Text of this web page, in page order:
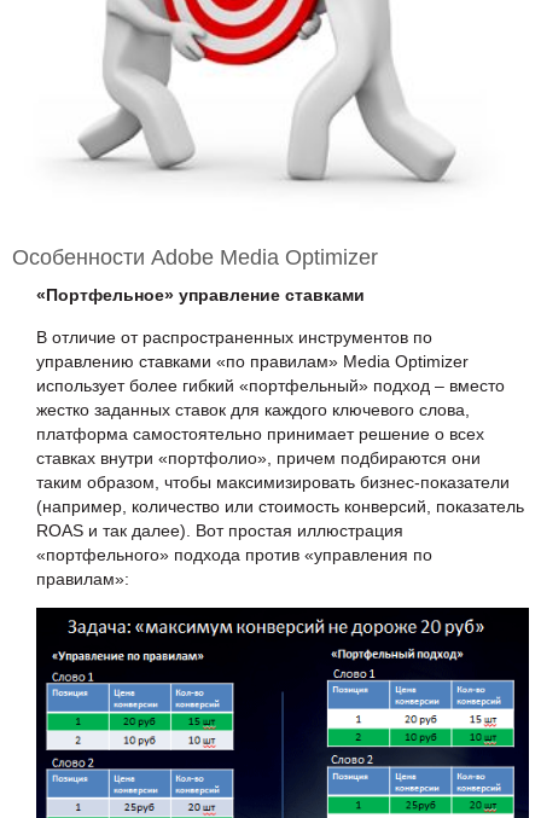
Особенности Adobe Media Optimizer
«Портфельное» управление ставками
В отличие от распространенных инструментов по
управлению ставками «по правилам» Media Optimizer
использует более гибкий «портфельный» подход – вместо
жестко заданных ставок для каждого ключевого слова,
платформа самостоятельно принимает решение о всех
ставках внутри «портфолио», причем подбираются они
таким образом, чтобы максимизировать бизнес-показатели
(например, количество или стоимость конверсий, показатель
ROAS и так далее). Вот простая иллюстрация
«портфельного» подхода против «управления по
правилам»: